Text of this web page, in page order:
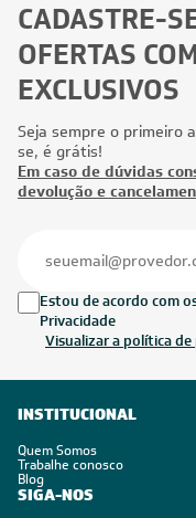
CADASTRE-
OFERTAS
EXCLUSIVOS
Seja sempre o primeiro
se, é grátis!
Em caso de dúvidas
devolução e
Estou de acordo com
Privacidade
Visualizar a política
INSTITUCIONAL
Quem Somos
Trabalhe conosco
Blog
SIGA-NOS